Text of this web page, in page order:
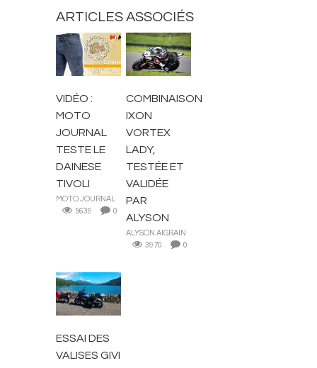
ARTICLES ASSOCIÉS
EQUIPEMENT
MOTARD
VIDÉO :
MOTO
JOURNAL
TESTE LE
DAINESE
TIVOLI
MOTO JOURNAL
5639
0
EQUIPEMENT
MOTARD
COMBINAISON
IXON
VORTEX
LADY,
TESTÉE ET
VALIDÉE
PAR
ALYSON
ALYSON AIGRAIN
3970
0
ACCESSOIRES
MOTARD
ESSAI DES
VALISES GIVI